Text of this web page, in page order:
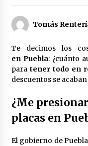
en
3
3
y acciones en 20
Tomás
Te decimos los
en Puebla: ¿cuánto
para tener todo en
descuentos se
¿Me
placas en
El gobierno de